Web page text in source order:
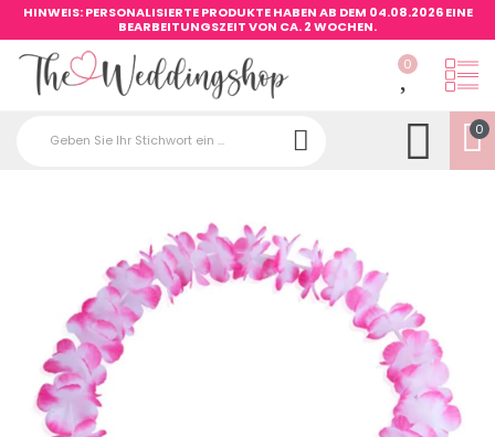
HINWEIS: PERSONALISIERTE PRODUKTE HABEN AB DEM 04.08.2026 EINE
BEARBEITUNGSZEIT VON CA. 2 WOCHEN.
0
0